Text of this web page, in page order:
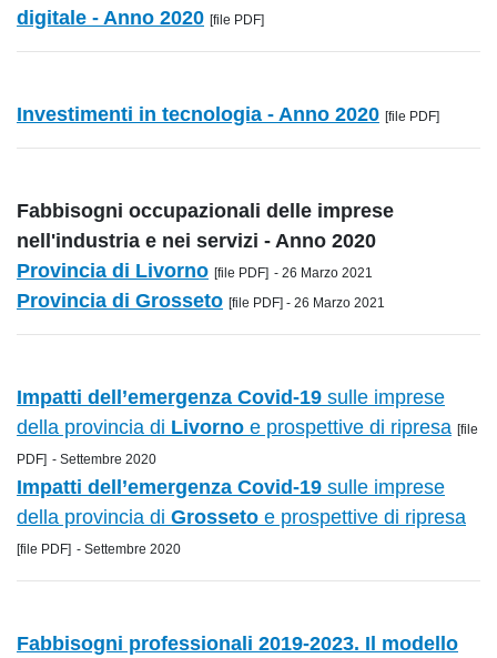
digitale - Anno 2020 [file PDF]
Investimenti in tecnologia - Anno 2020 [file PDF]
Fabbisogni occupazionali delle imprese
nell'industria e nei servizi - Anno 2020
Provincia di Livorno [file PDF] - 26 Marzo 2021
Provincia di Grosseto [file PDF] - 26 Marzo 2021
Impatti dell’emergenza Covid-19 sulle imprese
della provincia di Livorno e prospettive di ripresa [file
PDF] - Settembre 2020
Impatti dell’emergenza Covid-19 sulle imprese
della provincia di Grosseto e prospettive di ripresa
[file PDF] - Settembre 2020
Fabbisogni professionali 2019-2023. Il modello